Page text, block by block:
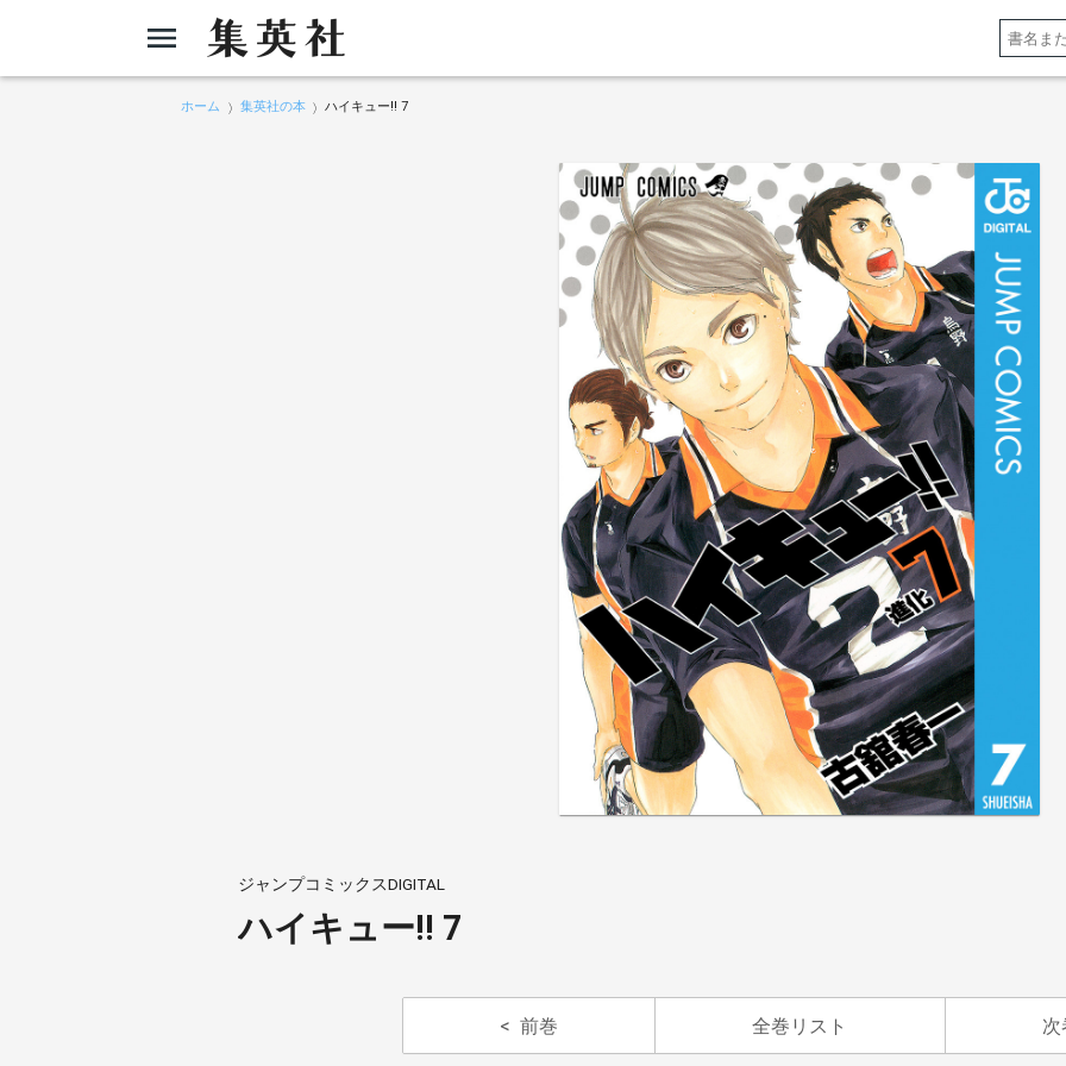
ホーム 集英社の本 ハイキュー!! 7
ジャンプコミックスDIGITAL
ハイキュー!! 7
前巻 全巻リスト 次